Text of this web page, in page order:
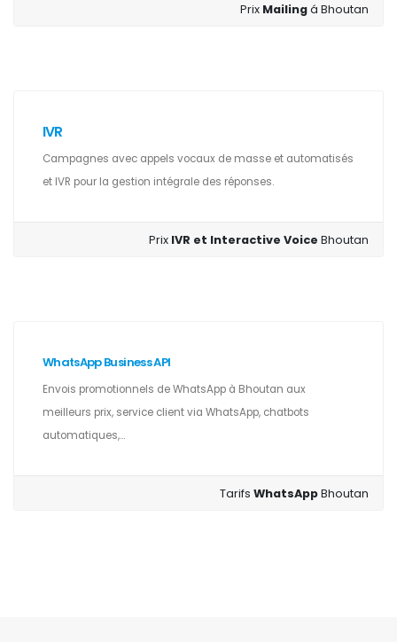
Prix Mailingá Bhoutan
IVR
Campagnes avec appels vocaux de masse et automatisés
et IVR pour la gestion intégrale des réponses.
Prix IVR et Interactive VoiceBhoutan
WhatsApp Business API
Envois promotionnels de WhatsApp à Bhoutan aux
meilleurs prix, service client via WhatsApp, chatbots
automatiques,...
TarifsWhatsAppBhoutan